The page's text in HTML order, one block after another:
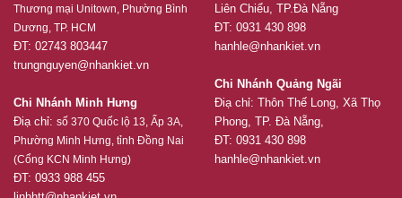
Thương mại Unitown, Phường Bình
Dương, TP. HCM
ĐT: 02743 803447
trungnguyen@nhankiet.vn
Chi Nhánh Minh Hưng
Điạ chỉ: số 370 Quốc lộ 13, Ấp 3A,
Phường Minh Hưng, tỉnh Đồng Nai
(Cổng KCN Minh Hưng)
ĐT: 0933 988 455
Liên Chiểu, TP.Đà Nẵng
ĐT: 0931 430 898
hanhle@nhankiet.vn
Chi Nhánh Quảng Ngãi
Điạ chỉ: Thôn Thế Long, Xã Thọ
Phong, TP. Đà Nẵng,
ĐT: 0931 430 898
hanhle@nhankiet.vn